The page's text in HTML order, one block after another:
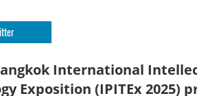
International
Exposition (IPITEx 2025)